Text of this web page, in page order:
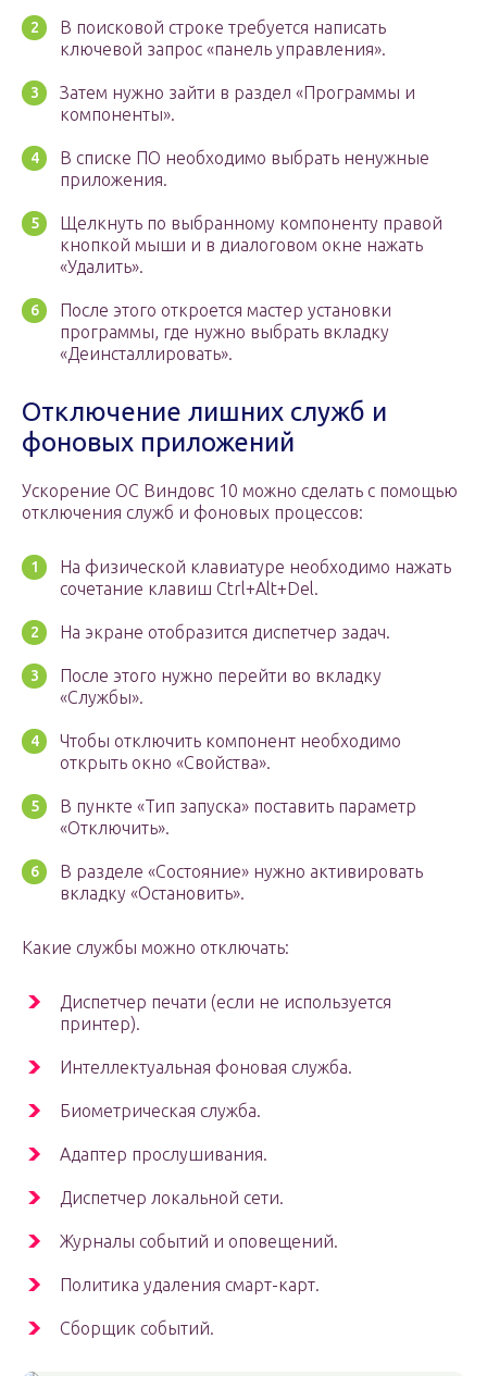
В поисковой строке требуется написать
ключевой запрос «панель управления».
Затем нужно зайти в раздел «Программы и
компоненты».
В списке ПО необходимо выбрать ненужные
приложения.
Щелкнуть по выбранному компоненту правой
кнопкой мыши и в диалоговом окне нажать
«Удалить».
После этого откроется мастер установки
программы, где нужно выбрать вкладку
«Деинсталлировать».
Отключение лишних служб и
фоновых приложений
Ускорение ОС Виндовс 10 можно сделать с помощью
отключения служб и фоновых процессов:
На физической клавиатуре необходимо нажать
сочетание клавиш Ctrl+Alt+Del.
На экране отобразится диспетчер задач.
После этого нужно перейти во вкладку
«Службы».
Чтобы отключить компонент необходимо
открыть окно «Свойства».
В пункте «Тип запуска» поставить параметр
«Отключить».
В разделе «Состояние» нужно активировать
вкладку «Остановить».
Какие службы можно отключать:
Диспетчер печати (если не используется
принтер).
Интеллектуальная фоновая служба.
Биометрическая служба.
Адаптер прослушивания.
Диспетчер локальной сети.
Журналы событий и оповещений.
Политика удаления смарт-карт.
Сборщик событий.